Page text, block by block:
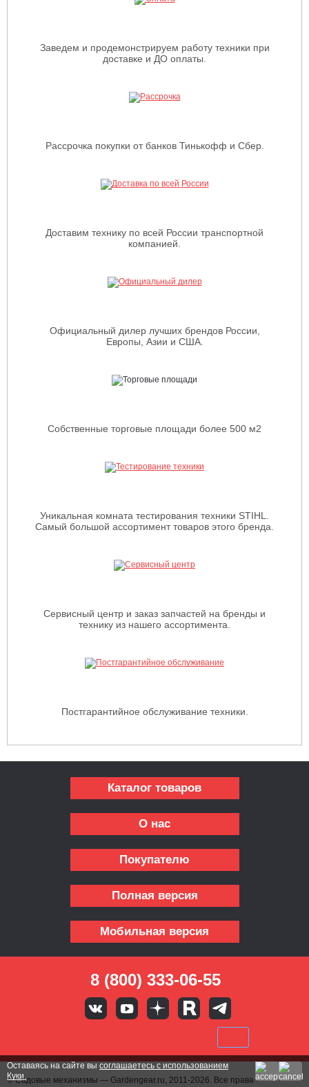
Заведем и продемонстрируем работу техники при
доставке и ДО оплаты.
Рассрочка покупки от банков Тинькофф и Сбер.
Доставим технику по всей России транспортной
компанией.
Официальный дилер лучших брендов России,
Европы, Азии и США.
Собственные торговые площади более 500 м2
Уникальная комната тестирования техники STIHL.
Самый большой ассортимент товаров этого бренда.
Сервисный центр и заказ запчастей на бренды и
технику из нашего ассортимента.
Постгарантийное обслуживание техники.
Каталог товаров
О нас
Покупателю
Полная версия
Мобильная версия
8 (800) 333-06-55
© Садовые механизмы — Gardengear.ru, 2011-2026. Все права
Оставаясь на сайте вы соглашаетесь с использованием
Куки.